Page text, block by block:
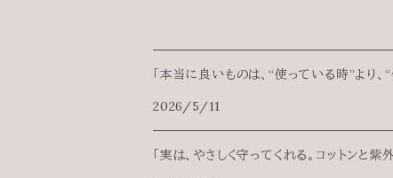
「本当に良いものは、“使っている時”より
2026/5/11
「実は、やさしく守ってくれる。コットンと紫